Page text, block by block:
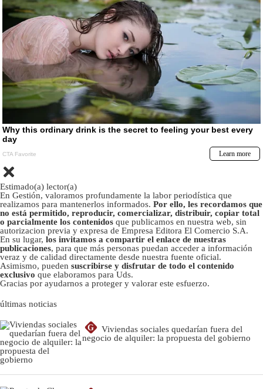
Estimado(a) lector(a)
En Gestión, valoramos profundamente la labor periodística que
realizamos para mantenerlos informados. Por ello, les recordamos que
no está permitido, reproducir, comercializar, distribuir, copiar total
o parcialmente los contenidos que publicamos en nuestra web, sin
autorizacion previa y expresa de Empresa Editora El Comercio S.A.
En su lugar, los invitamos a compartir el enlace de nuestras
publicaciones, para que más personas puedan acceder a información
veraz y de calidad directamente desde nuestra fuente oficial.
Asimismo, pueden suscribirse y disfrutar de todo el contenido
exclusivo que elaboramos para Uds.
Gracias por ayudarnos a proteger y valorar este esfuerzo.
últimas noticias
G
Viviendas sociales quedarían fuera del
negocio de alquiler: la propuesta del gobierno